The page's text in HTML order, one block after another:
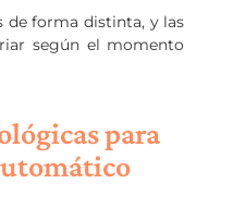
de forma distinta, y las
según el momento
para